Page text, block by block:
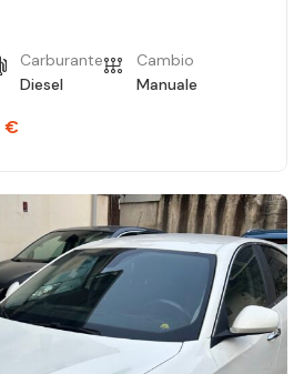
Carburante
Diesel
Cambio
Manuale
€